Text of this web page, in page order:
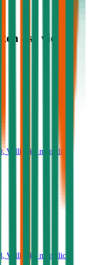
- so viel
,Vollkasko monatlich
, Vollkasko monatlich